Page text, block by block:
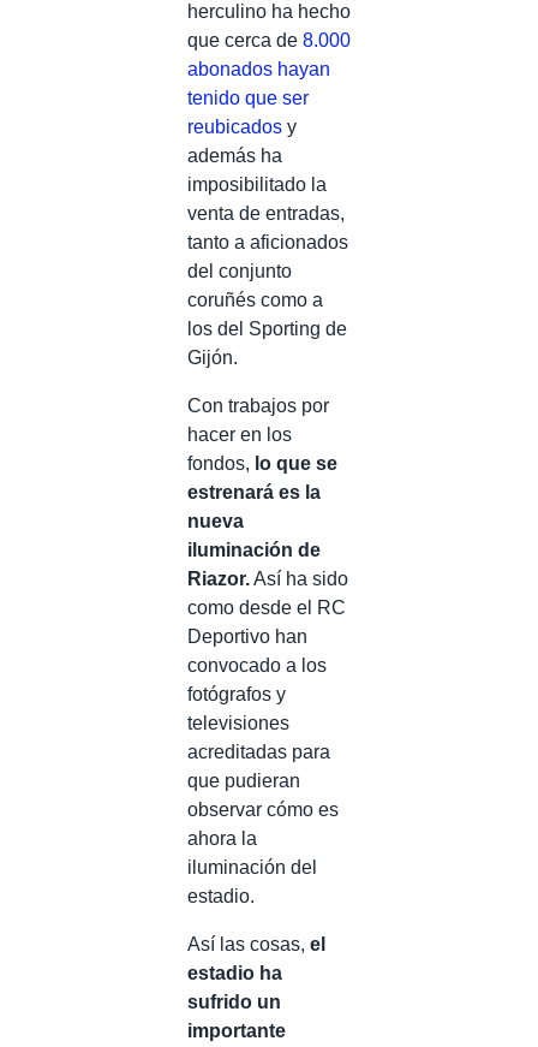
herculino ha hecho
que cerca de 8.000
abonados hayan
tenido que ser
reubicados y
además ha
imposibilitado la
venta de entradas,
tanto a aficionados
del conjunto
coruñés como a
los del Sporting de
Gijón.
Con trabajos por
hacer en los
fondos, lo que se
estrenará es la
nueva
iluminación de
Riazor.Así ha sido
como desde el RC
Deportivo han
convocado a los
fotógrafos y
televisiones
acreditadas para
que pudieran
observar cómo es
ahora la
iluminación del
estadio.
Así las cosas, el
estadio ha
sufrido un
importante